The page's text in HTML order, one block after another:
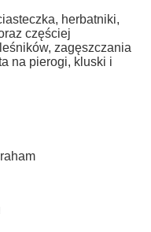
herbatniki,
częściej
zagęszczania
na pierogi, kluski i